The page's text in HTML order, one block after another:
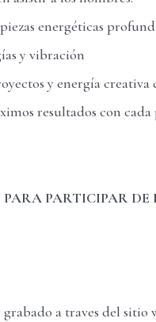
energéticas
y vibración
y energía creativa
resultados con cada
PARTICIPAR DE
a traves del sitio